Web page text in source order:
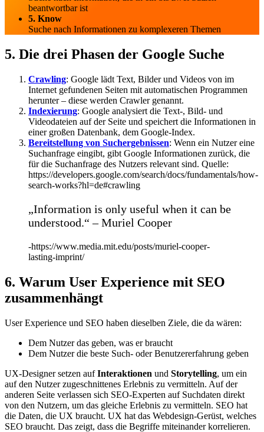
beantwortbar ist
5. Know
Suche nach Informationen zu komplexeren Themen
5. Die drei Phasen der Google Suche
Crawling: Google lädt Text, Bilder und Videos von im
Internet gefundenen Seiten mit automatischen Programmen
herunter – diese werden Crawler genannt.
Indexierung: Google analysiert die Text-, Bild- und
Videodateien auf der Seite und speichert die Informationen in
einer großen Datenbank, dem Google-Index.
Bereitstellung von Suchergebnissen: Wenn ein Nutzer eine
Suchanfrage eingibt, gibt Google Informationen zurück, die
für die Suchanfrage des Nutzers relevant sind. Quelle:
https://developers.google.com/search/docs/fundamentals/how-
search-works?hl=de#crawling
„Information is only useful when it can be
understood.“ – Muriel Cooper
-https://www.media.mit.edu/posts/muriel-cooper-
lasting-imprint/
6. Warum User Experience mit SEO
zusammenhängt
User Experience und SEO haben dieselben Ziele, die da wären:
Dem Nutzer das geben, was er braucht
Dem Nutzer die beste Such- oder Benutzererfahrung geben
UX-Designer setzen aufInteraktionen und Storytelling, um ein
auf den Nutzer zugeschnittenes Erlebnis zu vermitteln. Auf der
anderen Seite verlassen sich SEO-Experten auf Suchdaten direkt
von den Nutzern, um das gleiche Erlebnis zu vermitteln. SEO hat
die Daten, die UX braucht. UX hat das Webdesign-Gerüst, welches
SEO braucht. Das zeigt, dass die Begriffe miteinander korrelieren.